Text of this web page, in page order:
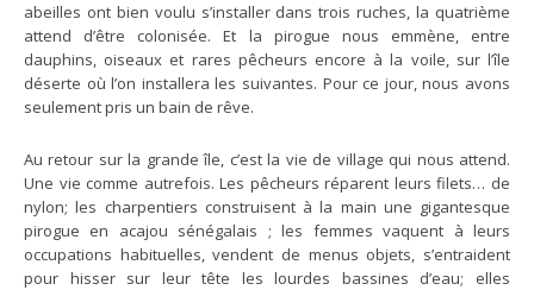
abeilles ont bien voulu s’installer dans trois ruches, la quatrième
attend d’être colonisée. Et la pirogue nous emmène, entre
dauphins, oiseaux et rares pêcheurs encore à la voile, sur l’île
déserte où l’on installera les suivantes. Pour ce jour, nous avons
seulement pris un bain de rêve.
Au retour sur la grande île, c’est la vie de village qui nous attend.
Une vie comme autrefois. Les pêcheurs réparent leurs filets… de
nylon; les charpentiers construisent à la main une gigantesque
pirogue en acajou sénégalais ; les femmes vaquent à leurs
occupations habituelles, vendent de menus objets, s’entraident
pour hisser sur leur tête les lourdes bassines d’eau; elles